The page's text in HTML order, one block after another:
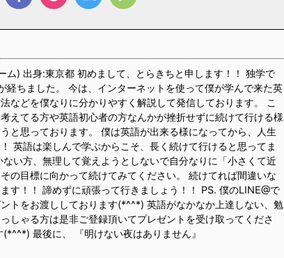
ム) 出身:東京都 初めまして、とらきちと申します！！ 独学で
経ちました。 今は、インターネットを使って僕が学んで来た英
などを僕なりに分かりやすく解説して発信しております。 こ
えてる方や英語初心者の方なんかが挫折せずに続けて行ける様
と思っております。 僕は英語が出来る様になってから、人生
英語は楽しんで学ぶからこそ、長く続けて行けると思ってま
い方、無理して覚えようとしないで自分なりに「小さくて近
の目標に向かって続けてみてください。 続けてれば間違いな
す！！ 諦めずに頑張って行きましょう！！ PS. 僕のLINE@で
トをお渡ししております(*^^*) 英語がなかなか上達しない、勉
しゃる方は是非ご登録頂いてプレゼントを受け取ってくださ
最後に、 『明けない夜はありません』